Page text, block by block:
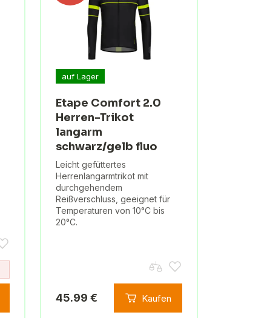
auf Lager
Etape Comfort 2.0
Herren-Trikot
langarm
schwarz/gelb fluo
Leicht gefüttertes
Herrenlangarmtrikot mit
durchgehendem
Reißverschluss, geeignet für
Temperaturen von 10°C bis
20°C.
45.99 € Kaufen